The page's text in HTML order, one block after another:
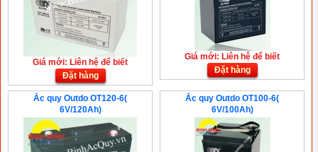
Giá mới: Liên hệ để biết
Đặt hàng
Giá mới: Liên hệ để biết
Đặt hàng
Ắc quy Outdo OT120-6(
6V/120Ah)
Ắc quy Outdo OT100-6(
6V/100Ah)